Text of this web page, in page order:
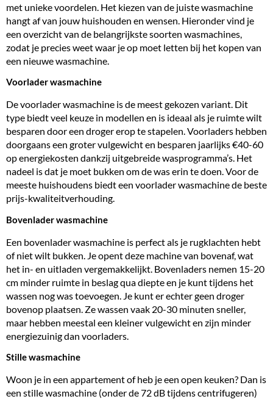
met unieke voordelen. Het kiezen van de juiste wasmachine
hangt af van jouw huishouden en wensen. Hieronder vind je
een overzicht van de belangrijkstesoorten wasmachines
zodat je precies weet waar je op moet letten bij het kopen van
een nieuwe wasmachine.
Voorlader wasmachine
De voorlader wasmachine is de meest gekozen variant. Dit
type biedt veel keuze in modellen en is ideaal als je ruimte wilt
besparen door een droger erop te stapelen. Voorladers hebben
doorgaans een grotervulgewichten besparen jaarlijks €40-60
op energiekosten dankzij uitgebreide wasprogramma’s. Het
nadeel is dat je moet bukken om de was erin te doen. Voor de
meeste huishoudens biedt een voorlader wasmachine de beste
prijs-kwaliteitverhouding.
Bovenlader wasmachine
Een bovenlader wasmachine is perfect als je rugklachten hebt
of niet wilt bukken. Je opent deze machine van bovenaf, wat
het in- en uitladen vergemakkelijkt. Bovenladers nemen 15-20
cm minder ruimte in beslag qua diepte en je kunt tijdens het
wassen nog was toevoegen. Je kunt er echter geen droger
bovenop plaatsen. Ze wassen vaak 20-30 minuten sneller,
maar hebben meestal een kleiner vulgewicht en zijn minder
energiezuinig dan voorladers.
Stille wasmachine
Woon je in een appartement of heb je een open keuken? Dan is
een stille wasmachine (onder de 72 dB tijdens centrifugeren)